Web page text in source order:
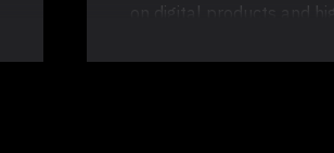
on digital products and
covers topics like: when